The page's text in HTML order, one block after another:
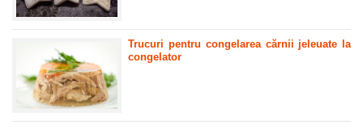
Trucuri pentru congelarea cărnii jeleuate la
congelator